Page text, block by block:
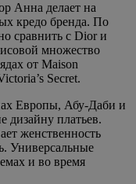
Анна делает на
кредо бренда. По
сравнить с Dior и
множество
от Maison
Secret.
Европы, Абу-Даби и
дизайну платьев.
женственность
Универсальные
и во время